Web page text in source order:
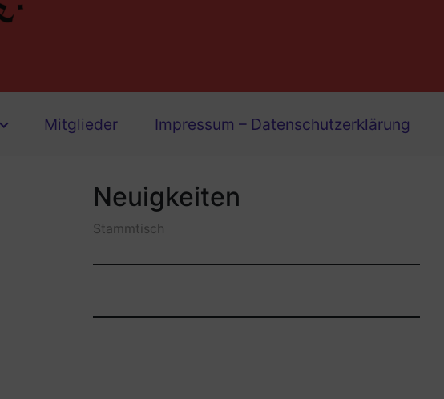
Mitglieder Impressum – Datenschutzerklärung
Neuigkeiten
Stammtisch